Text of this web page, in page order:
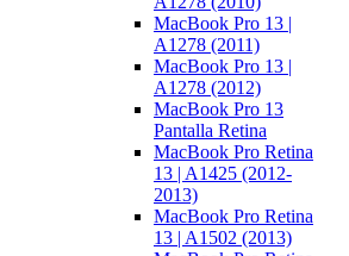
MacBook Pro 13 |
A1278 (2011)
MacBook Pro 13 |
A1278 (2012)
MacBook Pro 13
Pantalla Retina
MacBook Pro Retina
13 | A1425 (2012-
2013)
MacBook Pro Retina
13 | A1502 (2013)